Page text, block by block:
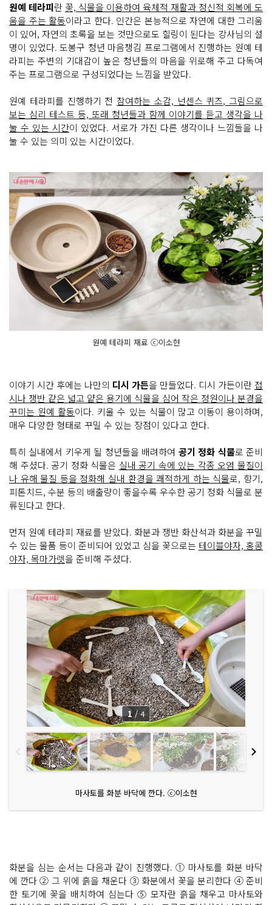
원예 테라피란 꽃, 식물을 이용하여 육체적 재활과 정신적 회복에 도
움을 주는 활동이라고 한다. 인간은 본능적으로 자연에 대한 그리움
이 있어, 자연의 초록을 보는 것만으로도 힐링이 된다는 강사님의 설
명이 있었다. 도봉구 청년 마음챙김 프로그램에서 진행하는 원예 테
라피는 주변의 기대감이 높은 청년들의 마음을 위로해 주고 다독여
주는 프로그램으로 구성되었다는 느낌을 받았다.
원예 테라피를 진행하기 전 참여하는 소감, 넌센스 퀴즈, 그림으로
보는 심리 테스트 등, 또래 청년들과 함께 이야기를 듣고 생각을 나
눌 수 있는 시간이 있었다. 서로가 가진 다른 생각이나 느낌들을 나
눌 수 있는 의미 있는 시간이었다.
원예 테라피 재료 ⓒ이소현
이야기 시간 후에는 나만의 디시 가든을 만들었다. 디시 가든이란 접
시나 쟁반 같은 넓고 얕은 용기에 식물을 심어 작은 정원이나 분경을
꾸미는 원예 활동이다. 키울 수 있는 식물이 많고 이동이 용이하며,
매우 다양한 형태로 꾸밀 수 있는 장점이 있다고 한다.
특히 실내에서 키우게 될 청년들을 배려하여 공기 정화 식물로 준비
해 주셨다. 공기 정화 식물은 실내 공기 속에 있는 각종 오염 물질이
나 유해 물질 등을 정화해 실내 환경을 쾌적하게 하는 식물로, 향기,
피톤치드, 수분 등의 배출량이 좋을수록 우수한 공기 정화 식물로 분
류된다고 한다.
먼저 원예 테라피 재료를 받았다. 화분과 쟁반 화산석과 화분을 꾸밀
수 있는 물품 등이 준비되어 있었고 심을 꽃으로는 테이블야자, 홍콩
야자, 목마가렛을 준비해 주셨다.
마사토를 화분 바닥에 깐다. ⓒ이소현
1 / 4
화분을 심는 순서는 다음과 같이 진행했다. ① 마사토를 화분 바닥
에 깐다 ② 그 위에 흙을 채운다 ③ 화분에서 꽃을 분리한다 ④ 준비
한 토기에 꽃을 배치하여 심는다 ⑤ 모자란 흙을 채우고 마사토와